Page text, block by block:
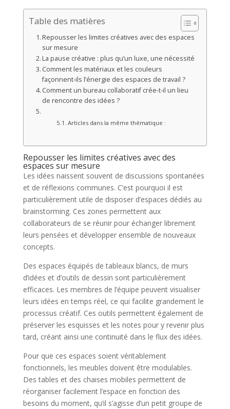
Table des matières
Repousser les limites créatives avec des espaces
sur mesure
La pause créative : plus qu’un luxe, une nécessité
Comment les matériaux et les couleurs
façonnent-ils l’énergie des espaces de travail ?
Comment un bureau collaboratif crée-t-il un lieu
de rencontre des idées ?
Articles dans la même thématique :
Repousser les limites créatives avec des
espaces sur mesure
Les idées naissent souvent de discussions spontanées
et de réflexions communes. C’est pourquoi il est
particulièrement utile de disposer d’espaces dédiés au
brainstorming. Ces zones permettent aux
collaborateurs de se réunir pour échanger librement
leurs pensées et développer ensemble de nouveaux
concepts.
Des espaces équipés de tableaux blancs, de murs
d’idées et d’outils de dessin sont particulièrement
efficaces. Les membres de l’équipe peuvent visualiser
leurs idées en temps réel, ce qui facilite grandement le
processus créatif. Ces outils permettent également de
préserver les esquisses et les notes pour y revenir plus
tard, créant ainsi une continuité dans le flux des idées.
Pour que ces espaces soient véritablement
fonctionnels, les meubles doivent être modulables.
Des tables et des chaises mobiles permettent de
réorganiser facilement l’espace en fonction des
besoins du moment, qu’il s’agisse d’un petit groupe de